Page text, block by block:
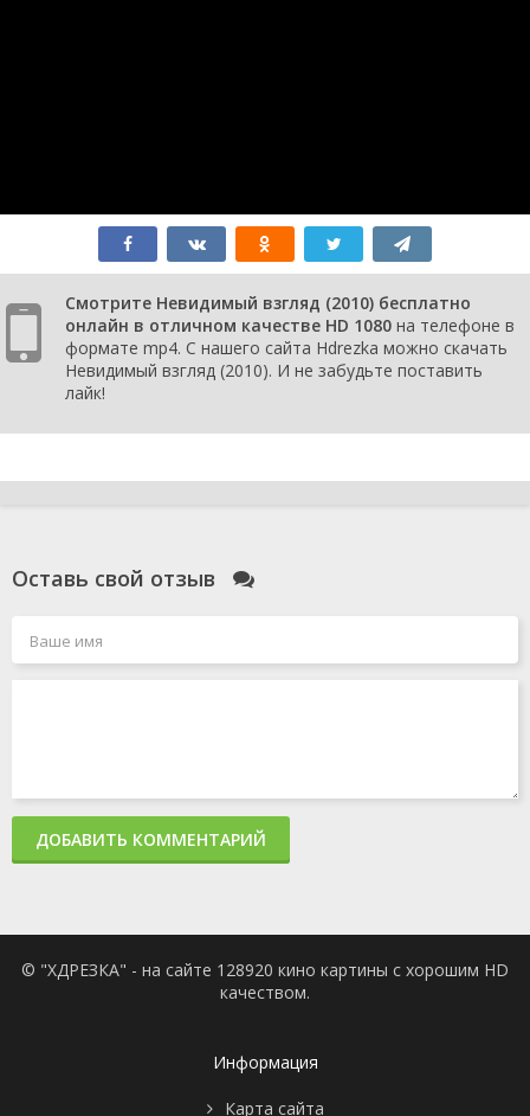
Смотрите Невидимый взгляд (2010) бесплатно
онлайн в отличном качестве HD 1080 на телефоне в
формате mp4. С нашего сайта Hdrezka можно скачать
Невидимый взгляд (2010). И не забудьте поставить
лайк!
Оставь свой отзыв
ДОБАВИТЬ КОММЕНТАРИЙ
© "ХДРЕЗКА" - на сайте 128920 кино картины с хорошим HD
качеством.
Информация
Карта сайта